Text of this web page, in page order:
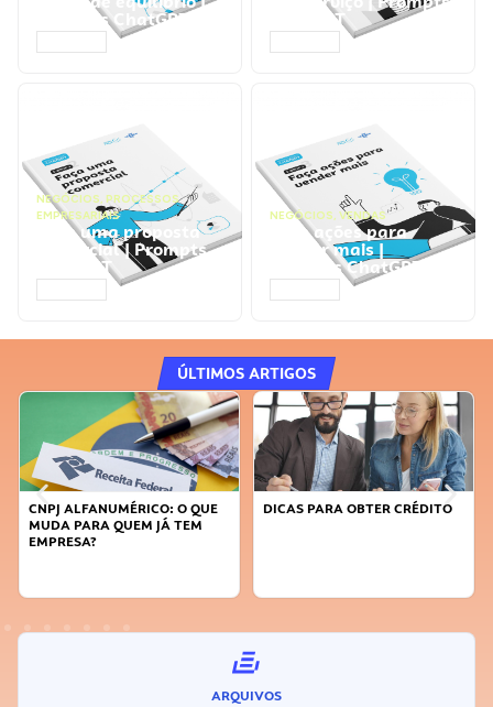
Prompts ChatGPT ChatGPT
NEGÓCIOS, PROCESSOS
EMPRESARIAIS
Faça uma proposta
comercial | Prompts
ChatGPT
NEGÓCIOS, VENDAS
Faça ações para
vender mais |
Prompts ChatGPT
ÚLTIMOS ARTIGOS
CNPJ ALFANUMÉRICO: O QUE
MUDA PARA QUEM JÁ TEM
EMPRESA?
DICAS PARA OBTER CRÉDITO
ARQUIVOS